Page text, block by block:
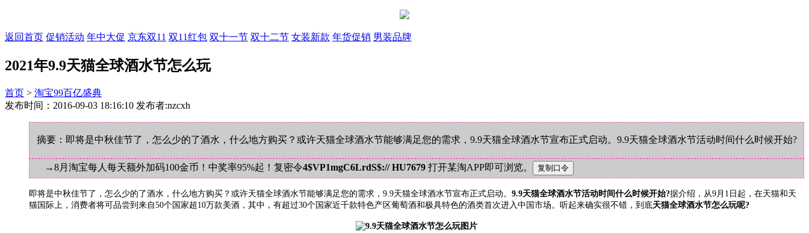
返回首页 促销活动 年中大促 京东双11 双11红包 双十一节 双十二节 女装新款 年货促销 男装品牌
2021年9.9天猫全球酒水节怎么玩
首页 > 淘宝99百亿盛典
发布时间：2016-09-03 18:16:10 发布者:nzcxh
摘要：即将是中秋佳节了，怎么少的了酒水，什么地方购买？或许天猫全球酒水节能够满足您的需求，9.9天猫全球酒水节宣布正式启动。9.9天猫全球酒水节活动时间什么时候开始?
→8月淘宝每人每天额外加码100金币！中奖率95%起！复密令4$VP1mgC6LrdS$:// HU7679 打开某淘APP即可浏览。
即将是中秋佳节了，怎么少的了酒水，什么地方购买？或许天猫全球酒水节能够满足您的需求，9.9天猫全球酒水节宣布正式启动。 9.9天猫全球酒水节活动时间什么时候开始?据介绍，从9月1日起，在天猫和天
猫国际上，消费者将可品尝到来自50个国家超10万款美酒，其中，有超过30个国家近千款特色产区葡萄酒和极具特色的酒类首次进入中国市场。听起来确实很不错，到底天猫全球酒水节怎么玩呢?